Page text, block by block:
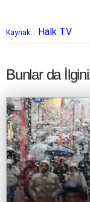
Kaynak: Halk TV
Bunlar da